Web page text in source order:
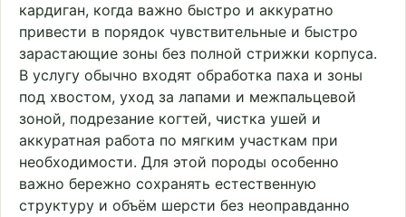
кардиган, когда важно быстро и аккуратно
привести в порядок чувствительные и быстро
зарастающие зоны без полной стрижки корпуса.
В услугу обычно входят обработка паха и зоны
под хвостом, уход за лапами и межпальцевой
зоной, подрезание когтей, чистка ушей и
аккуратная работа по мягким участкам при
необходимости. Для этой породы особенно
важно бережно сохранять естественную
структуру и объём шерсти без неоправданно